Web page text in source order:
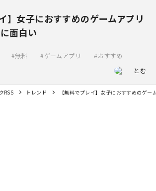
】女子におすすめのゲームアプリ
面白い
無料 ゲームアプリ
おすすめ
とむ
RSS トレンド 【無料でプレイ】女子におすすめのゲ